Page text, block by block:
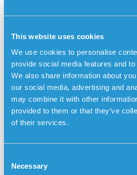
This website uses cookies
We use cookies to personalise
provide social media features and
We also share information about
our social media, advertising and
may combine it with other
provided to them or that they’ve
of their services.
Necessary
betyder, at uret udsender en lyd og
alarmere automatisk ved fald
faldsensor.